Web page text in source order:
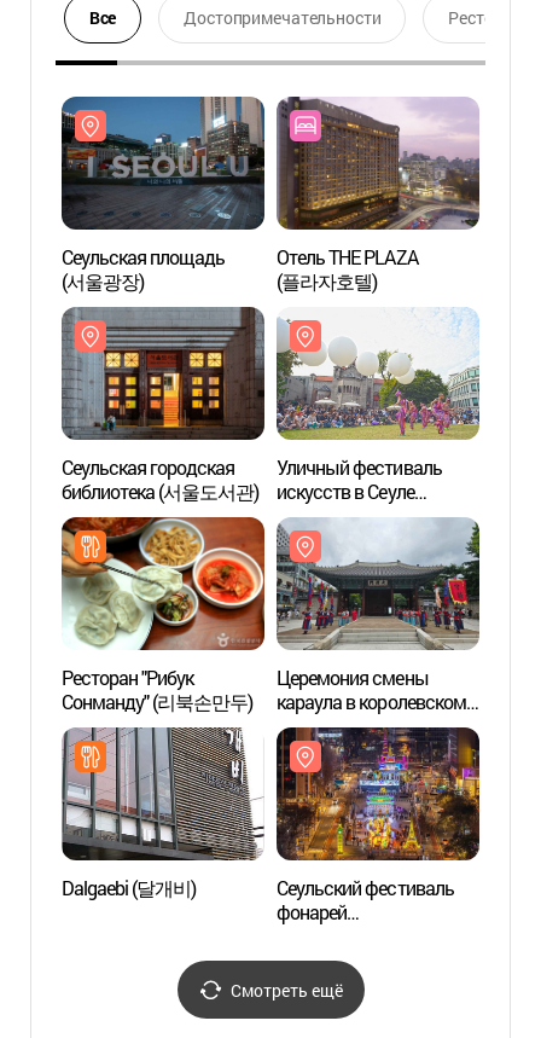
Все Достопримечательности Ресторан
Сеульская площадь
(서울광장)
Отель THE PLAZA
(플라자호텔)
Сеульская городская
библиотека (서울도서관)
Уличный фестиваль
искусств в Сеуле
(서울거리예술축제)
Ресторан "Рибук
Сонманду" (리북손만두)
Церемония смены
караула в королевском
дворце Токсугун (서울
왕궁수문장 교대의식)
Dalgaebi (달개비)
Сеульский фестиваль
фонарей
Смотреть ещё